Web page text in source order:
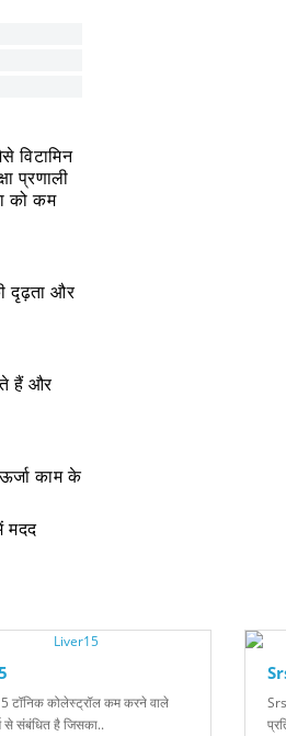
विटामिन
प्रणाली
को कम
दृढ़ता और
हैं और
काम के
मदद
कोलेस्ट्रॉल कम करने वाले
से संबंधित है जिसका..